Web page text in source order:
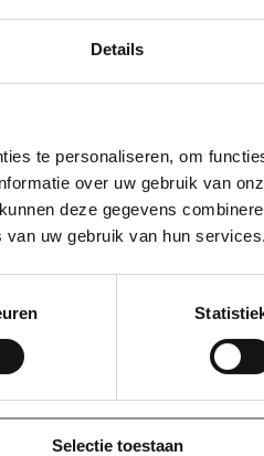
Details
te personaliseren, om
over uw gebruik van
deze gegevens
uw gebruik van hun services.
Selectie toestaan